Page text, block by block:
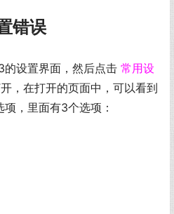
错误
设置界面，然后点击 常用设
，在打开的页面中，可以看到
，里面有3个选项：